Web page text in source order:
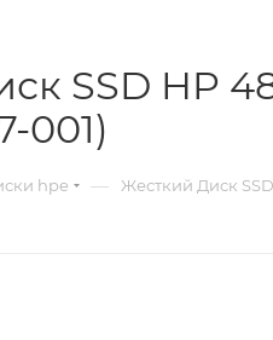
SSD HP
001)
hpe — Жесткий Диск